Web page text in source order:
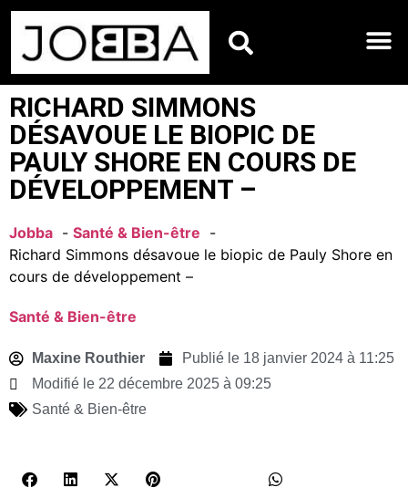
RICHARD SIMMONS
DÉSAVOUE LE BIOPIC DE
PAULY SHORE EN COURS DE
DÉVELOPPEMENT – ​​
Jobba
Santé & Bien-être
Richard Simmons désavoue le biopic de Pauly Shore en
cours de développement – ​​
Santé & Bien-être
Maxine Routhier Publié le 18 janvier 2024 à 11:25
Modifié le 22 décembre 2025 à 09:25
Santé & Bien-être